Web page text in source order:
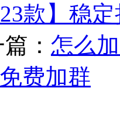
款】稳
： 怎么
费加群